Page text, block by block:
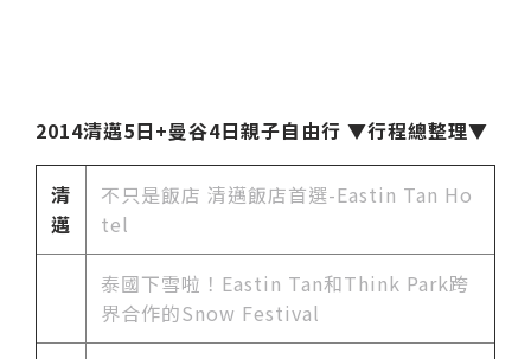
2014清邁5日+曼谷4日親子自由行 ▼行程總整理▼
清
邁
不只是飯店 清邁飯店首選-Eastin Tan Ho
tel
泰國下雪啦！Eastin Tan和Think Park跨
界合作的Snow Festival